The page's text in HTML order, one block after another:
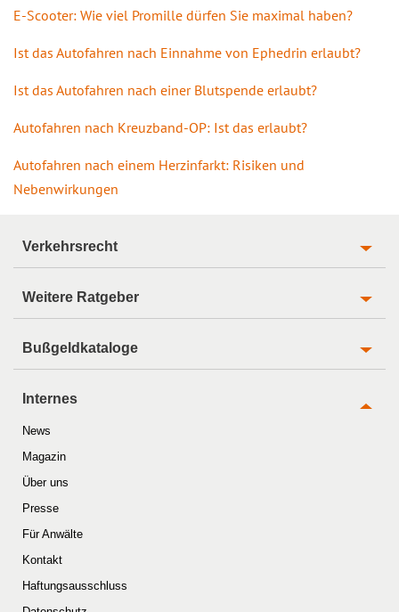
E-Scooter: Wie viel Promille dürfen Sie maximal haben?
Ist das Autofahren nach Einnahme von Ephedrin erlaubt?
Ist das Autofahren nach einer Blutspende erlaubt?
Autofahren nach Kreuzband-OP: Ist das erlaubt?
Autofahren nach einem Herzinfarkt: Risiken und
Nebenwirkungen
Verkehrsrecht
Weitere Ratgeber
Bußgeldkataloge
Internes
News
Magazin
Über uns
Presse
Für Anwälte
Kontakt
Haftungsausschluss